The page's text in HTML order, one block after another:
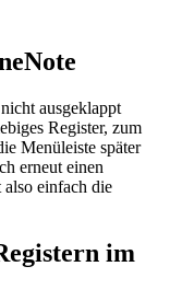
ausgeklappt
Register, zum
Menüleiste später
erneut einen
einfach die
im